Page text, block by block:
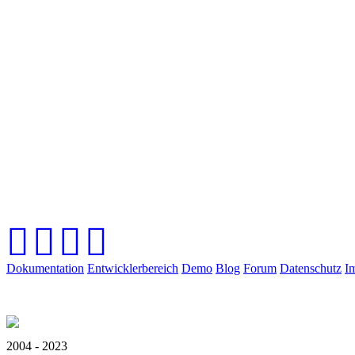
Dokumentation Entwicklerbereich Demo Blog Forum Datenschutz
2004 - 2023